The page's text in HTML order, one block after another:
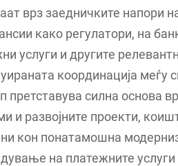
врз заедничките напори
како регулатори, на
услуги и другите
координација меѓу
претставува силна основа
и развојните проекти,
кон понатамошна
на платежните услуги